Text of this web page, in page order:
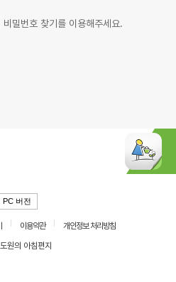
밀번호 찾기를 이용해주세요.
PC 버전
이용약관
개인정보 처리방침
원의 아침편지